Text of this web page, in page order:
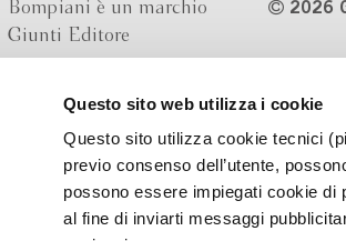
Questo sito web utilizza i cookie
Questo sito utilizza cookie tecnici
previo consenso dell’utente,
possono essere impiegati cookie
al fine di inviarti messaggi
Bompiani è un marchio
Giunti Editore
Via Bolognese 165,
50139 Firenze
2026
Numero
Imprese